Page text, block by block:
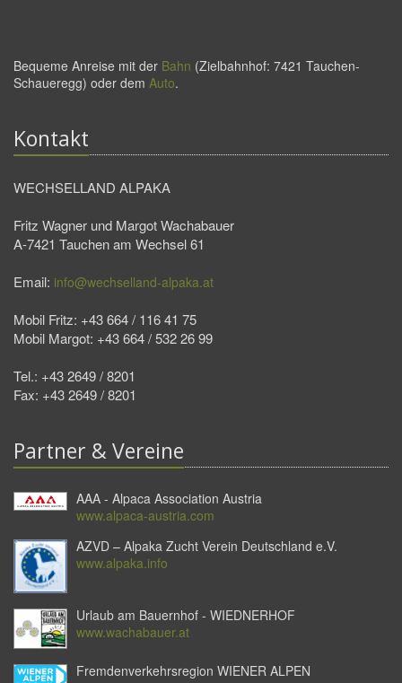
Bequeme Anreise mit der Bahn (Zielbahnhof: 7421 Tauchen-
Schaueregg) oder dem Auto.
Kontakt
WECHSELLAND ALPAKA
Fritz Wagner und Margot Wachabauer
A-7421 Tauchen am Wechsel 61
Email: info@wechselland-alpaka.at
Mobil Fritz: +43 664 / 116 41 75
Mobil Margot: +43 664 / 532 26 99
Tel.: +43 2649 / 8201
Fax: +43 2649 / 8201
Partner & Vereine
AAA - Alpaca Association Austria
www.alpaca-austria.com
AZVD – Alpaka Zucht Verein Deutschland e.V.
www.alpaka.info
Urlaub am Bauernhof - WIEDNERHOF
www.wachabauer.at
Fremdenverkehrsregion WIENER ALPEN